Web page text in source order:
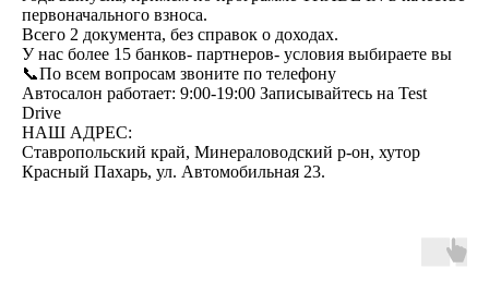
первоначального взноса.
Всего 2 документа, без справок о доходах.
У нас более 15 банков- партнеров- условия выбираете вы
📞По всем вопросам звоните по телефону
Автосалон работает: 9:00-19:00 Записывайтесь на Test
Drive
НАШ АДРЕС:
Ставропольский край, Минераловодский р-он, хутор
Красный Пахарь, ул. Автомобильная 23.